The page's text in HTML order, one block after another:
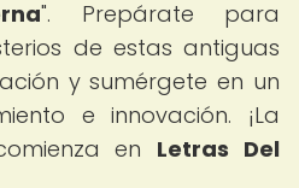
". Prepárate para
de estas antiguas
y sumérgete en un
e innovación. ¡La
en Letras Del